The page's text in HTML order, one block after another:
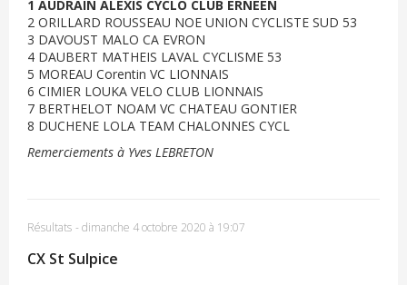
1 AUDRAIN ALEXIS CYCLO CLUB ERNEEN
2 ORILLARD ROUSSEAU NOE UNION CYCLISTE SUD 53
3 DAVOUST MALO CA EVRON
4 DAUBERT MATHEIS LAVAL CYCLISME 53
5 MOREAU Corentin VC LIONNAIS
6 CIMIER LOUKA VELO CLUB LIONNAIS
7 BERTHELOT NOAM VC CHATEAU GONTIER
8 DUCHENE LOLA TEAM CHALONNES CYCL
Remerciements à Yves LEBRETON
Résultats - dimanche 4 octobre 2020 à 19:07
CX St Sulpice